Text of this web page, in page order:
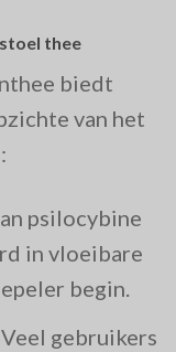
thee
biedt
van het
psilocybine
in vloeibare
begin.
gebruikers